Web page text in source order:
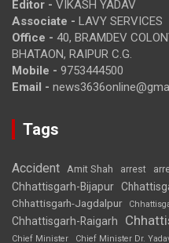
Editor - VIKASH YADAV
Associate - LAVY SERVICES
Office - 40, BRAMDEV
BHATAON, RAIPUR C.G.
Mobile - 9753444500
Email -
Tags
Accident Amit Shah arrest
Chhattisgarh-Bijapur
Chhattisgarh-Jagdalpur
Chhattisgarh-Raigarh
Chief Minister
Chief Minister Dr.